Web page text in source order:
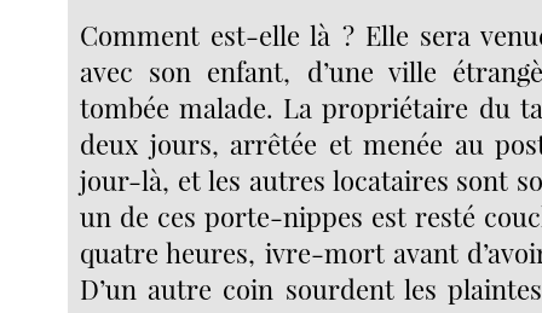
Comment est-elle là ? Elle sera
avec son enfant, d’une ville
tombée malade. La propriétaire du
deux jours, arrêtée et menée au
jour-là, et les autres locataires sont
un de ces porte-nippes est resté
quatre heures, ivre-mort avant
D’un autre coin sourdent les